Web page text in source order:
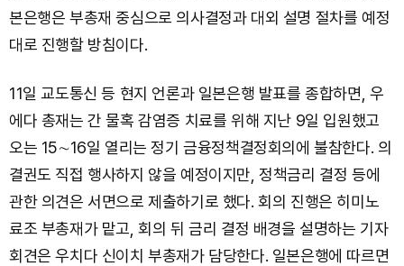
본은행은 부총재 중심으로 의사결정과 대외 설명 절차를 예정
대로 진행할 방침이다.
11일 교도통신 등 현지 언론과 일본은행 발표를 종합하면, 우
에다 총재는 간 물혹 감염증 치료를 위해 지난 9일 입원했고
오는 15∼16일 열리는 정기 금융정책결정회의에 불참한다. 의
결권도 직접 행사하지 않을 예정이지만, 정책금리 결정 등에
관한 의견은 서면으로 제출하기로 했다. 회의 진행은 히미노
료조 부총재가 맡고, 회의 뒤 금리 결정 배경을 설명하는 기자
회견은 우치다 신이치 부총재가 담당한다. 일본은행에 따르면